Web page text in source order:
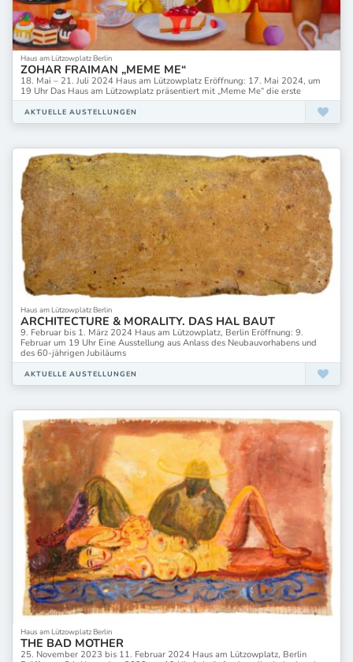
Haus am Lützowplatz Berlin
ZOHAR FRAIMAN „MEME ME“
18. Mai – 21. Juli 2024 Haus am Lützowplatz Eröffnung: 17. Mai 2024, um
19 Uhr Das Haus am Lützowplatz präsentiert mit „Meme Me“ die erste
AKTUELLE AUSTELLUNGEN
Haus am Lützowplatz Berlin
ARCHITECTURE & MORALITY. DAS HAL BAUT
9. Februar bis 1. März 2024 Haus am Lützowplatz, Berlin Eröffnung: 9.
Februar um 19 Uhr Eine Ausstellung aus Anlass des Neubauvorhabens und
des 60-jährigen Jubiläums
AKTUELLE AUSTELLUNGEN
Haus am Lützowplatz Berlin
THE BAD MOTHER
25. November 2023 bis 11. Februar 2024 Haus am Lützowplatz, Berlin